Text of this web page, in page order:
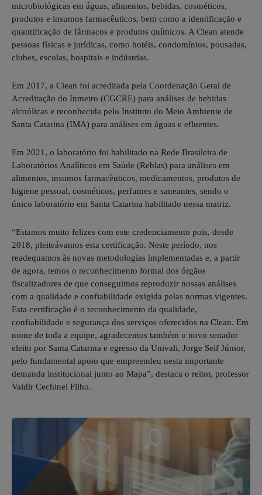
microbiológicas em águas, alimentos, bebidas, cosméticos,
produtos e insumos farmacêuticos, bem como a identificação e
quantificação de fármacos e produtos químicos. A Clean atende
pessoas físicas e jurídicas, como hotéis, condomínios, pousadas,
clubes, escolas, hospitais e indústrias.
Em 2017, a Clean foi acreditada pela Coordenação Geral de
Acreditação do Inmetro (CGCRE) para análises de bebidas
alcoólicas e reconhecida pelo Instituto do Meio Ambiente de
Santa Catarina (IMA) para análises em águas e efluentes.
Em 2021, o laboratório foi habilitado na Rede Brasileira de
Laboratórios Analíticos em Saúde (Reblas) para análises em
alimentos, insumos farmacêuticos, medicamentos, produtos de
higiene pessoal, cosméticos, perfumes e saneantes, sendo o
único laboratório em Santa Catarina habilitado nessa matriz.
“Estamos muito felizes com este credenciamento pois, desde
2018, pleiteávamos esta certificação. Neste período, nos
readequamos às novas metodologias implementadas e, a partir
de agora, temos o reconhecimento formal dos órgãos
fiscalizadores de que conseguimos reproduzir nossas análises
com a qualidade e confiabilidade exigida pelas normas vigentes.
Esta certificação é o reconhecimento da qualidade,
confiabilidade e segurança dos serviços oferecidos na Clean. Em
nome de toda a equipe, agradecemos também o novo senador
eleito por Santa Catarina e egresso da Univali, Jorge Seif Júnior,
pelo fundamental apoio que empreendeu nesta importante
demanda institucional junto ao Mapa”, destaca o reitor, professor
Valdir Cechinel Filho.